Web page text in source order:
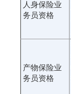
人身保险业
务员资格
产物保险业
务员资格